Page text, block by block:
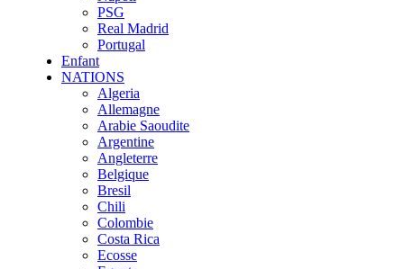
PSG
Real Madrid
Portugal
Enfant
NATIONS
Algeria
Allemagne
Arabie Saoudite
Argentine
Angleterre
Belgique
Bresil
Chili
Colombie
Costa Rica
Ecosse